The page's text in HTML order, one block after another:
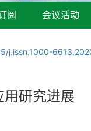
阅 会议活动
j.issn.1000-
研究进展